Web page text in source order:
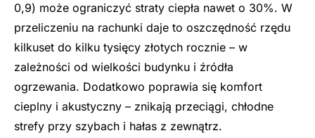
0,9) może ograniczyć straty ciepła nawet o 30%. W
przeliczeniu na rachunki daje to oszczędność rzędu
kilkuset do kilku tysięcy złotych rocznie – w
zależności od wielkości budynku i źródła
ogrzewania. Dodatkowo poprawia się komfort
cieplny i akustyczny – znikają przeciągi, chłodne
strefy przy szybach i hałas z zewnątrz.